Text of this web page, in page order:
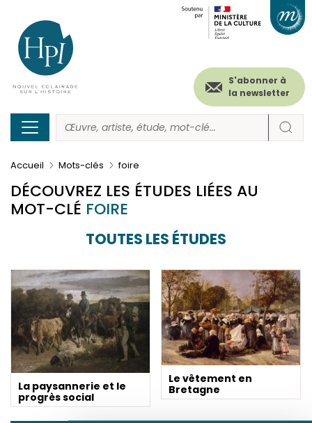
contenu
principal
Menu
secondaire
(header)
S'abonner à
la newsletter
Accueil Mots-clés foire
DÉCOUVREZ LES ÉTUDES LIÉES AU
MOT-CLÉ FOIRE
TOUTES LES ÉTUDES
La paysannerie et le
progrès social
Le vêtement en
Bretagne